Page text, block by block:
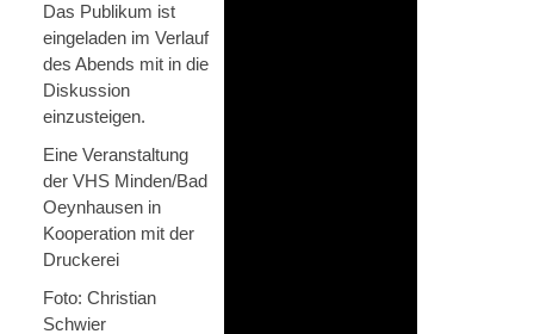
Das Publikum ist
eingeladen im Verlauf
des Abends mit in die
Diskussion
einzusteigen.
Eine Veranstaltung
der VHS Minden/Bad
Oeynhausen in
Kooperation mit der
Druckerei
Foto: Christian
Schwier